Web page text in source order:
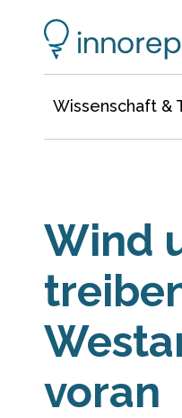
Wissenschaft &
Wind
voran